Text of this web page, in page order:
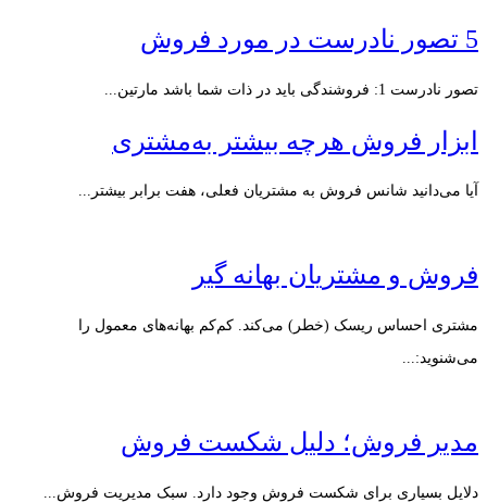
5 تصور نادرست در مورد فروش
تصور نادرست 1: فروشندگی باید در ذات شما باشد مارتین...
ابزار فروش هرچه بیشتر به‌مشتری
آیا می‌دانید شانس فروش به مشتریان فعلی، هفت برابر بیشتر...
فروش و مشتریان بهانه گیر
مشتری احساس ریسک (خطر) می‌کند. کم‌کم بهانه‌های معمول را
می‌شنوید:...
مدیر فروش؛ دلیل شکست فروش
دلایل بسیاری برای شکست فروش وجود دارد. سبک مدیریت فروش...